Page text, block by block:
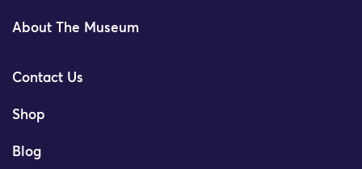
About The Museum
Contact Us
Shop
Blog